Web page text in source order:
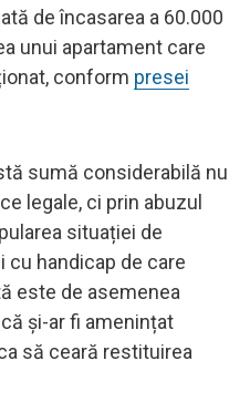
de încasarea a 60.000
unui apartament care
conform presei
sumă considerabilă nu
legale, ci prin abuzul
situației de
cu handicap de care
este de asemenea
și-ar fi amenințat
să ceară restituirea